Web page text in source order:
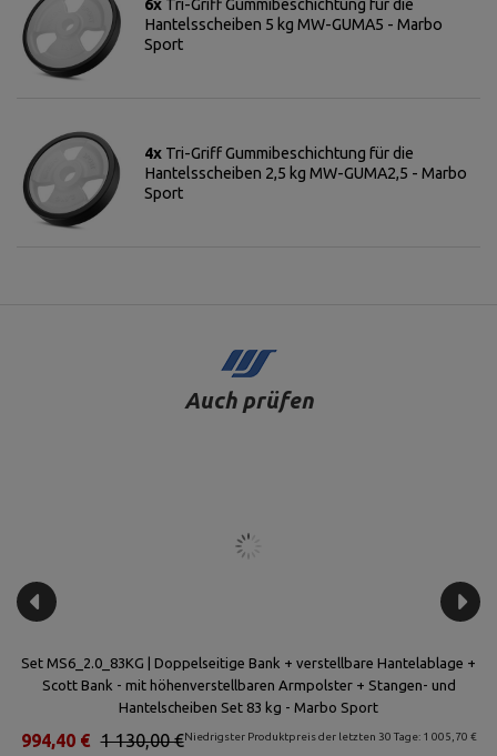
6x Tri-Griff Gummibeschichtung für die
Hantelsscheiben 5 kg MW-GUMA5 - Marbo
Sport
4x Tri-Griff Gummibeschichtung für die
Hantelsscheiben 2,5 kg MW-GUMA2,5 - Marbo
Sport
Auch prüfen
Set MS6_2.0_83KG | Doppelseitige Bank + verstellbare Hantelablage +
Scott Bank - mit höhenverstellbaren Armpolster + Stangen- und
Hantelscheiben Set 83 kg - Marbo Sport
Niedrigster Produktpreis der letzten 30 Tage: 1 005,70 €
1 130,00 €
994,40 €